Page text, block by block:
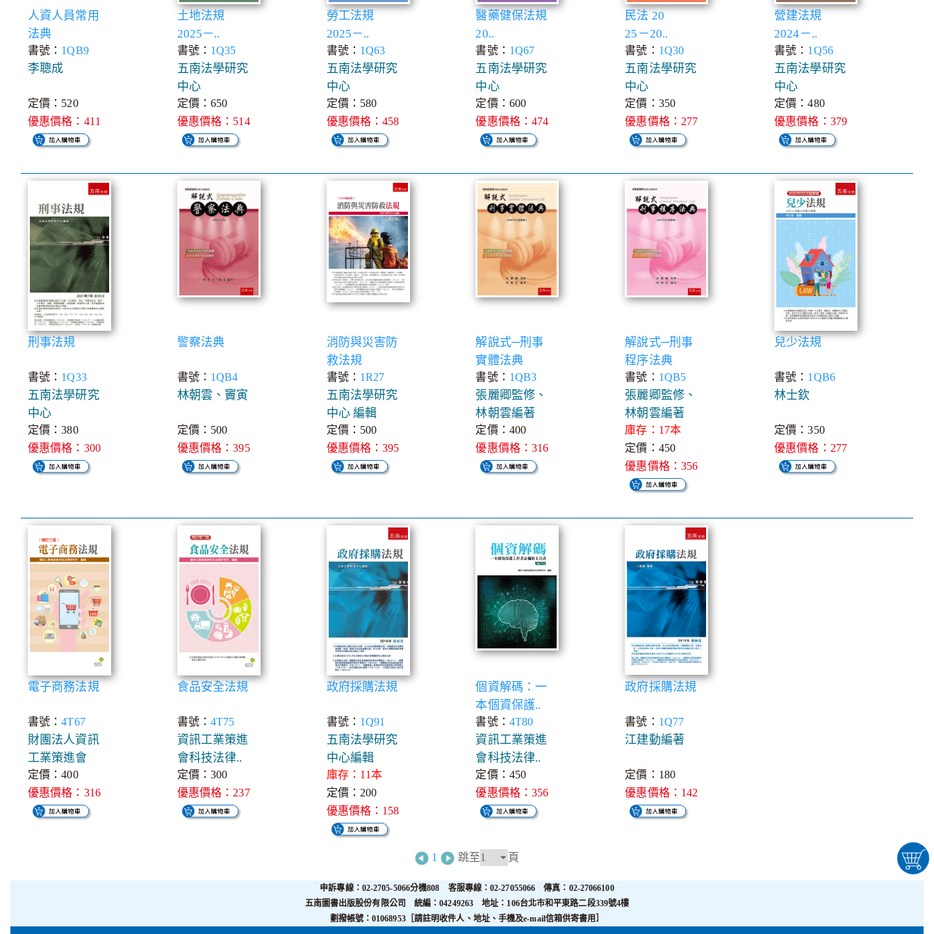
人資人員常用
法典
書號： 1QB9
李聰成
定價：520
優惠價格：411
土地法規
2025－..
書號： 1Q35
五南法學研究
中心
定價：650
優惠價格：514
勞工法規
2025－..
書號： 1Q63
五南法學研究
中心
定價：580
優惠價格：458
醫藥健保法規
20..
書號： 1Q67
五南法學研究
中心
定價：600
優惠價格：474
民法 20
25－20..
書號： 1Q30
五南法學研究
中心
定價：350
優惠價格：277
營建法規
2024－..
書號： 1Q56
五南法學研究
中心
定價：480
優惠價格：379
刑事法規
書號： 1Q33
五南法學研究
中心
定價：380
優惠價格：300
警察法典
書號： 1QB4
林朝雲、竇寅
定價：500
優惠價格：395
消防與災害防
救法規
書號： 1R27
五南法學研究
中心 編輯
定價：500
優惠價格：395
解說式─刑事
實體法典
書號： 1QB3
張麗卿監修、
林朝雲編著
定價：400
優惠價格：316
解說式─刑事
程序法典
書號： 1QB5
張麗卿監修、
林朝雲編著
庫存：17本
定價：450
優惠價格：356
兒少法規
書號： 1QB6
林士欽
定價：350
優惠價格：277
電子商務法規
書號：4T67
財團法人資訊
工業策進會
定價：400
優惠價格：316
食品安全法規
書號：4T75
資訊工業策進
會科技法律..
定價：300
優惠價格：237
政府採購法規
書號： 1Q91
五南法學研究
中心編輯
庫存：11本
定價：200
優惠價格：158
個資解碼：一
本個資保護..
書號： 4T80
資訊工業策進
會科技法律..
定價：450
優惠價格：356
政府採購法規
書號： 1Q77
江建動編著
定價：180
優惠價格：142
1 跳至 頁
申訴專線：02-2705-5066分機808 客服專線：02-27055066 傳真：02-27066100
五南圖書出版股份有限公司 統編：04249263 地址：106台北市和平東路二段339號4樓
劃撥帳號：01068953［請註明收件人、地址、手機及e-mail信箱供寄書用］